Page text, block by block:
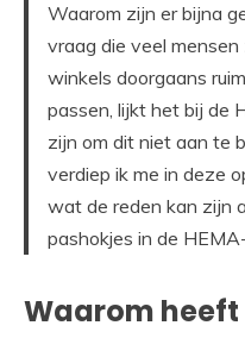
Waarom zijn er bijna
vraag die veel
winkels doorgaans
passen, lijkt het bij de
zijn om dit niet aan te
verdiep ik me in deze
wat de reden kan zijn
pashokjes in de
Waarom heeft